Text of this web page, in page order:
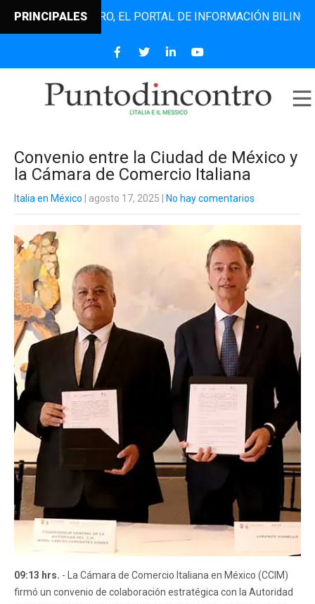
PRINCIPALESEL PORTAL DE INFORMACIÓN BILINGÜE
Convenio entre la Ciudad de México y
la Cámara de Comercio Italiana
Italia en México | agosto 17, 2025 No hay comentarios
09:13 hrs. - La Cámara de Comercio Italiana en México (CCIM)
firmó un convenio de colaboración estratégica con la Autoridad